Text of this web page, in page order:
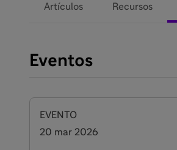
Artículos Recursos
Eventos
EVENTO
20 mar 2026